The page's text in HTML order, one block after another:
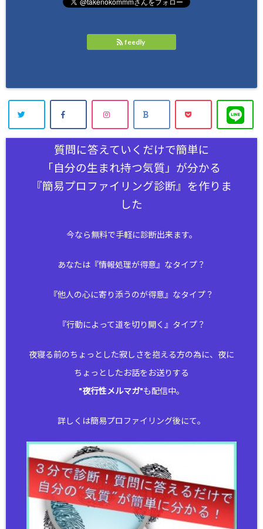
feedly
質問に答えていくだけで簡単に
「自分の生まれ持つ気質」が分かる
『簡易プロファイリング診断』を作りま
した
今なら無料で手軽に診断出来ます。
あなたは『情報処理が得意』なタイプ？
『他人の心に寄り添うのが得意』なタイプ？
『行動によって道を切り開く』タイプ？
夜寝る前のちょっとした寂しさを抱える方の為に、夜に
ちょっとしたお話をお送りする
"夜行性メルマガ"も配信中。
詳しくは簡易プロファイリング後にて。